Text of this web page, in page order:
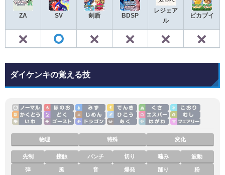
ZA SV 剣盾 BDSP
レジェア
ル
ピカブイ
ダイケンキの覚える技
物理 特殊 変化
先制 接触 パンチ 切り 噛み 波動
弾 風 音 爆発 踊り 粉